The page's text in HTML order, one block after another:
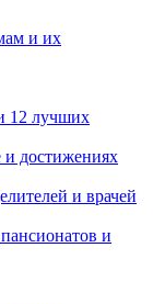
и их
12 лучших
достижениях
и врачей
и